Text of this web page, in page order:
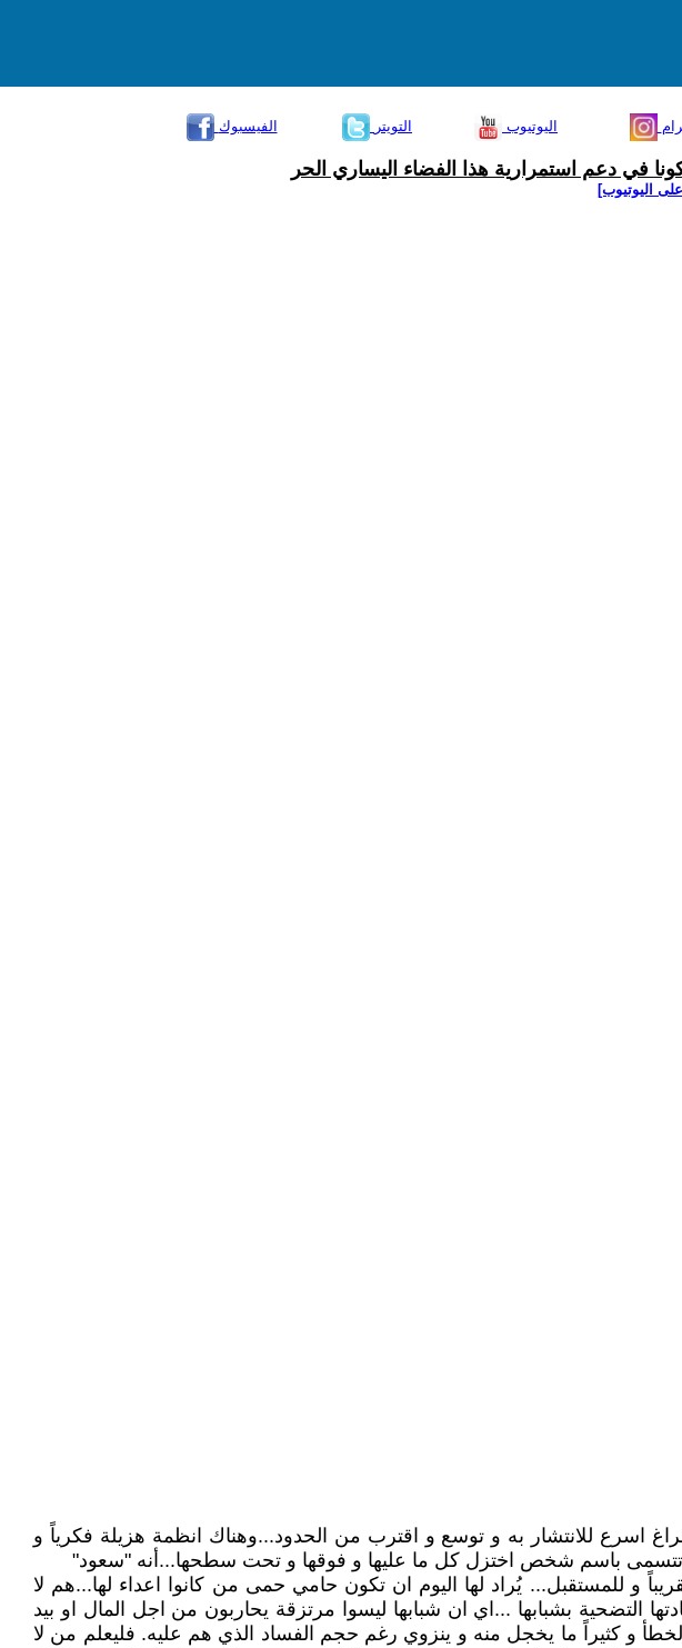
الفيسبوك
التويتر اليوتيوب
في دعم استمرارية هذا الفضاء اليساري الحر
اليوتيوب]
اسرع للانتشار به و توسع و اقترب من الحدود...وهناك انظمة هزيلة فكرياً و
تتسمى باسم شخص اختزل كل ما عليها و فوقها و تحت سطحها...أنه "سعود"
و للمستقبل... يُراد لها اليوم ان تكون حامي حمى من كانوا اعداء لها...هم لا
التضحية بشبابها ...اي ان شبابها ليسوا مرتزقة يحاربون من اجل المال او بيد
و كثيراً ما يخجل منه و ينزوي رغم حجم الفساد الذي هم عليه. فليعلم من لا